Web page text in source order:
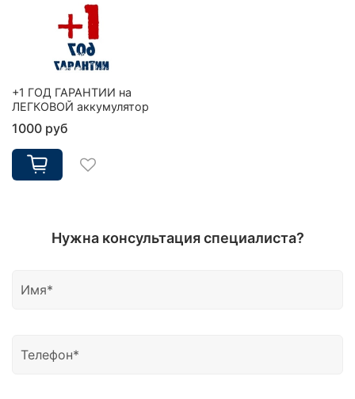
+1 ГОД ГАРАНТИИ на
ЛЕГКОВОЙ аккумулятор
1000 руб
Нужна консультация специалиста?